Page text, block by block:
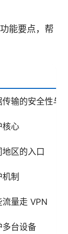
能要点，帮
传输的安全性与
核心
区的入口
制
流量走 VPN
多台设备